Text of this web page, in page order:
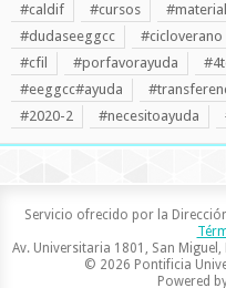
#caldif
#cursos #material
#dudaseeggcc
#cicloverano
#cfil
#porfavorayuda
#eeggcc#ayuda
#2020-2
#necesitoayuda
Servicio ofrecido por la
Av. Universitaria 1801, San
© 2026 Pontificia
Powered